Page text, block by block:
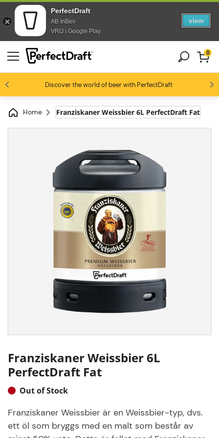
PerfectDraft
AB InBev
VRIJ i Google Play
view
Skip to content
Skip to footer
Discover the world of beer with PerfectDraft
Ölentusiaster älskar oss 4.4/5
0
Home Franziskaner Weissbier 6L PerfectDraft Fat
Franziskaner Weissbier 6L
PerfectDraft Fat
Out of Stock
Franziskaner Weissbier är en Weissbier-typ, dvs.
ett öl som bryggs med en malt som består av